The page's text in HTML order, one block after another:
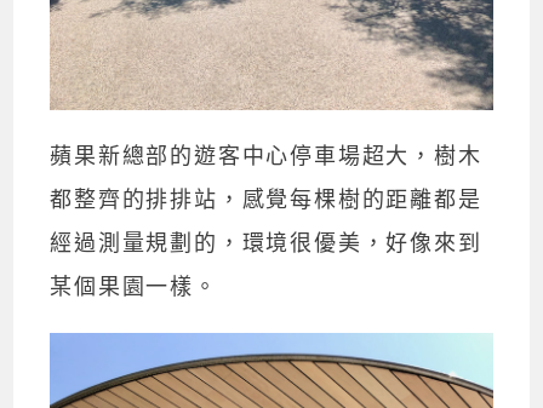
蘋果新總部的遊客中心停車場超大，樹木
都整齊的排排站，感覺每棵樹的距離都是
經過測量規劃的，環境很優美，好像來到
某個果園一樣。